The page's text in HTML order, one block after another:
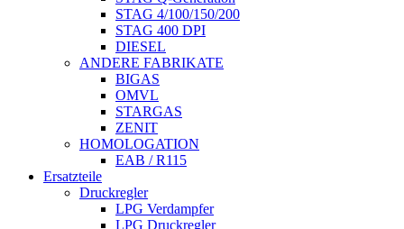
STAG 4/100/150/200
STAG 400 DPI
DIESEL
ANDERE FABRIKATE
BIGAS
OMVL
STARGAS
ZENIT
HOMOLOGATION
EAB / R115
Ersatzteile
Druckregler
LPG Verdampfer
LPG Druckregler